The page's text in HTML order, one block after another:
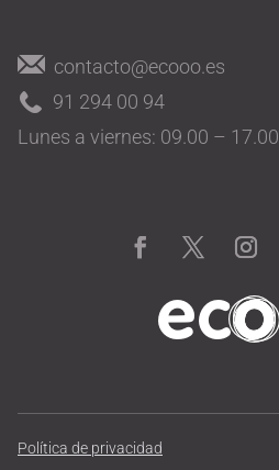
contacto@ecooo.es
91 294 00 94
Lunes a viernes: 09.00 – 17.00
Política de privacidad